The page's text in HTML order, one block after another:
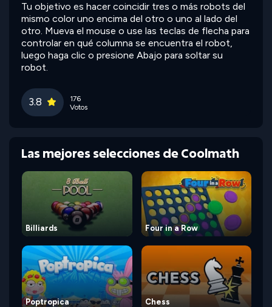
Tu objetivo es hacer coincidir tres o más robots del
mismo color uno encima del otro o uno al lado del
otro. Mueva el mouse o use las teclas de flecha para
controlar en qué columna se encuentra el robot,
luego haga clic o presione Abajo para soltar su
robot.
3.8
176
Votos
Las mejores selecciones de Coolmath
Billiards Four in a Row
Poptropica Chess